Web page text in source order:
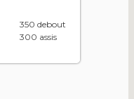
350 debout
300 assis